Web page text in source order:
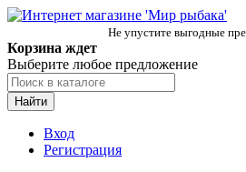
Не упустите выгодные
Корзина ждет
Выберите любое предложение
Найти
Вход
Регистрация